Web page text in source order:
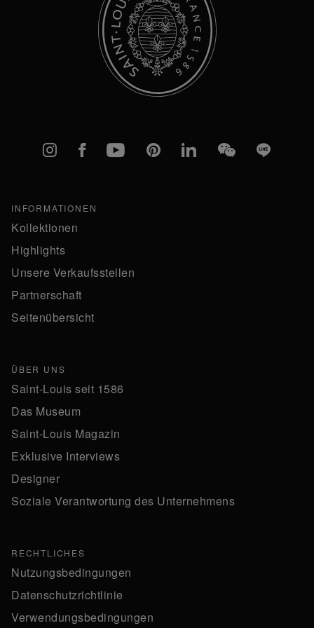
Instagram
FacebookYouTubePinterestlinkedInWeChatLine
INFORMATIONEN
Kollektionen
Highlights
Unsere Verkaufsstellen
Partnerschaft
Seitenübersicht
ÜBER UNS
Saint-Louis seit 1586
Das Museum
Saint-Louis Magazin
Exklusive Interviews
Designer
Soziale Verantwortung des Unternehmens
RECHTLICHES
Nutzungsbedingungen
Datenschutzrichtlinie
Verwendungsbedingungen